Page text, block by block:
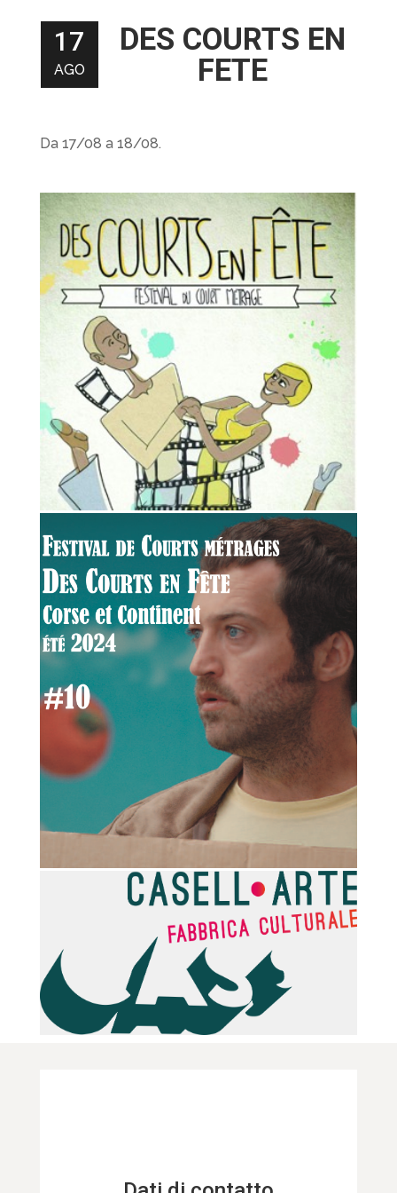
17
AGO
DES COURTS EN
FETE
Da 17/08 a 18/08.